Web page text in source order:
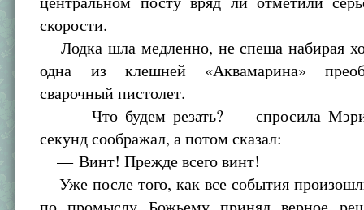
скорости.
Лодка шла медленно, не спеша набирая
одна из клешней «Аквамарина»
сварочный пистолет.
— Что будем резать? — спросила
секунд соображал, а потом сказал:
— Винт! Прежде всего винт!
Уже после того, как все события